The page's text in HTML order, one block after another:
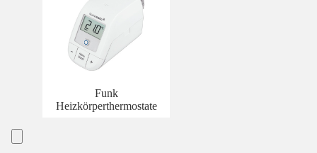
Funk
Heizkörperthermostate